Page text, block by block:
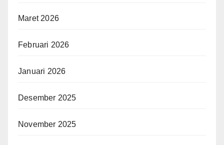
Maret 2026
Februari 2026
Januari 2026
Desember 2025
November 2025